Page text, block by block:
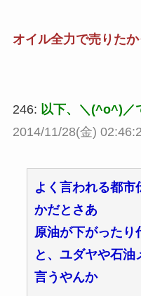
オイル全力で売りた
246: 以下、＼(^o^)／
2014/11/28(金)
よく言われる都市
かだとさあ
原油が下がったり
と、ユダヤや石
言うやんか